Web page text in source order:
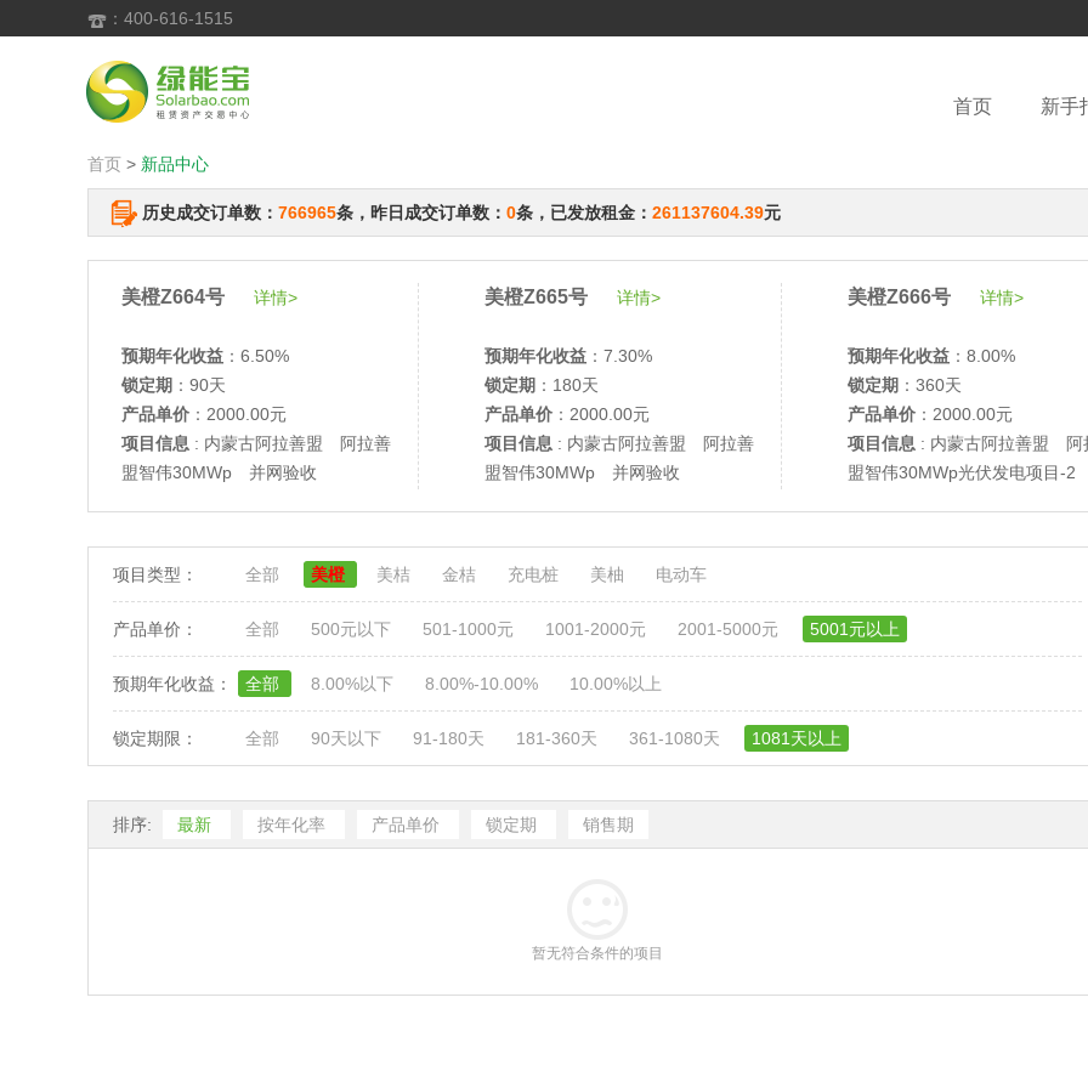
 ：400-616-1515
首页 新手
首页 > 新品中心
历史成交订单数： 766965条，昨日成交订单数： 0条，已发放租金： 261137604.39元
美橙Z664号 详情>
预期年化收益 ：6.50%
锁定期 ：90天
产品单价 ：2000.00元
项目信息 : 内蒙古阿拉善盟 阿拉善
盟智伟30MWp 并网验收
美橙Z665号 详情>
预期年化收益 ：7.30%
锁定期 ：180天
产品单价 ：2000.00元
项目信息 : 内蒙古阿拉善盟 阿拉善
盟智伟30MWp 并网验收
美橙Z666号 详情>
预期年化收益 ：8.00%
锁定期 ：360天
产品单价 ：2000.00元
项目信息 : 内蒙古阿拉善盟 阿
盟智伟30MWp光伏发电项目-
项目类型： 全部 美橙 美桔 金桔 充电桩 美柚 电动车
产品单价： 全部 500元以下 501-1000元 1001-2000元 2001-5000元 5001元以上
预期年化收益： 全部 8.00%以下 8.00%-10.00% 10.00%以上
锁定期限： 全部 90天以下 91-180天 181-360天 361-1080天 1081天以上
排序: 最新 按年化率 产品单价 锁定期 销售期
暂无符合条件的项目